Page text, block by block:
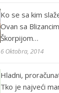
Ko se sa kim
Ovan sa
Škorpijom…
6 Oktobra, 2014
Hladni,
Tko je najveći